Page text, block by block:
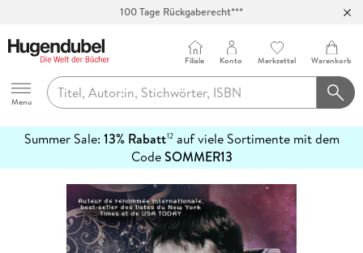
100 Tage Rückgaberecht***
Hugendubel
Menu
Filiale Konto Merkzettel Warenkorb
Summer Sale: 13% Rabatt12auf viele Sortimente mit dem
CodeSOMMER13
erfahren